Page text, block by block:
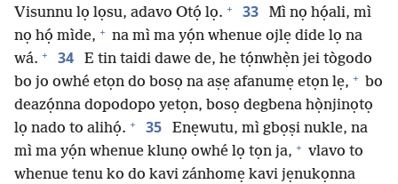
Visunnu lọ lọsu, adavo Otọ́ lọ. + 33
Mì nọ họ́ali, mì
nọ họ́ mìde, + na mì ma yọ́n whenue ojlẹ dide lọ na
wá. + 34
E tin taidi dawe de, he tọ́nwhẹ̀n jei tògodo
bo jo owhé etọn do bosọ na aṣẹ afanumẹ etọn lẹ, + bo
deazọ́nna dopodopo yetọn, bosọ degbena họ̀njinọtọ
lọ nado to alihọ́. + 35
Enẹwutu, mì gbọṣi nukle, na
mì ma yọ́n whenue klunọ owhé lọ tọn ja, + vlavo to
whenue tenu ko do kavi zánhomẹ kavi jẹnukọnna